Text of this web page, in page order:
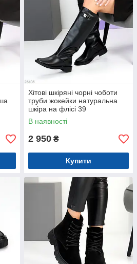
Хітові шкіряні чорні чоботи
труби жокейки натуральна
шкіра на флісі 39
В наявності
2 950 ₴
Купити